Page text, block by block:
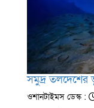
সমুদ্র তলদেশের
ওশানটাইমস ডেস্ক :